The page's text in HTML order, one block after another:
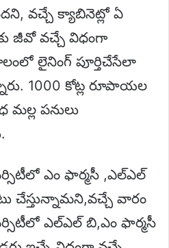
వచ్చే క్యాబినెట్లో ఏ
జీవో వచ్చే విధంగా
లైనింగ్ పూర్తిచేసేలా
1000 కోట్ల రూపాయల
పనులు
ఎం ఫార్మసీ ,ఎల్ఎల్
చేస్తున్నామని,వచ్చే వారం
ఎల్ఎల్ బి,ఎం ఫార్మసీ